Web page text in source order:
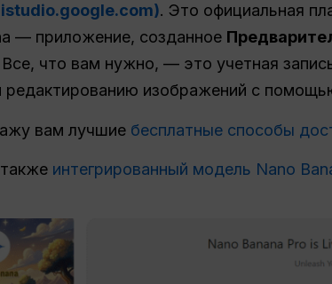
. Это официальная
— приложение, созданное
Все, что вам нужно, — это учетная
редактированию изображений с
вам лучшие бесплатные способы
интегрированный модель Nano